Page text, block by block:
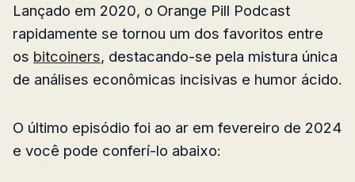
Lançado em 2020, o Orange Pill Podcast
rapidamente se tornou um dos favoritos entre
os bitcoiners, destacando-se pela mistura única
de análises econômicas incisivas e humor ácido.
O último episódio foi ao ar em fevereiro de 2024
e você pode conferí-lo abaixo: